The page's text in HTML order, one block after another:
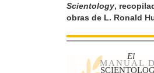
Scientology,
obras de L. Ronald
El
MANUAL